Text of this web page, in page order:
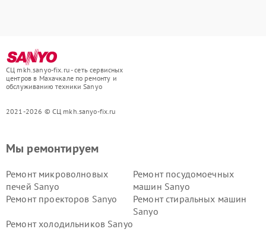
СЦ mkh.sanyo-fix.ru - сеть сервисных
центров в Махачкале по ремонту и
обслуживанию техники Sanyo
2021-2026 © СЦ mkh.sanyo-fix.ru
Мы ремонтируем
Ремонт микроволновых
печей Sanyo
Ремонт посудомоечных
машин Sanyo
Ремонт проекторов Sanyo
Ремонт стиральных машин
Sanyo
Ремонт холодильников Sanyo